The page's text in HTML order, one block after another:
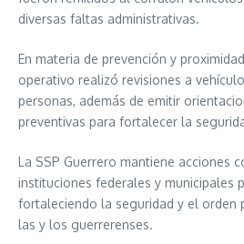
diversas faltas administrativas.
En materia de prevención y
operativo realizó revisiones a
personas, además de emitir
preventivas para fortalecer la
La SSP Guerrero mantiene acciones
instituciones federales y municipales
fortaleciendo la seguridad y el orden
las y los guerrerenses.